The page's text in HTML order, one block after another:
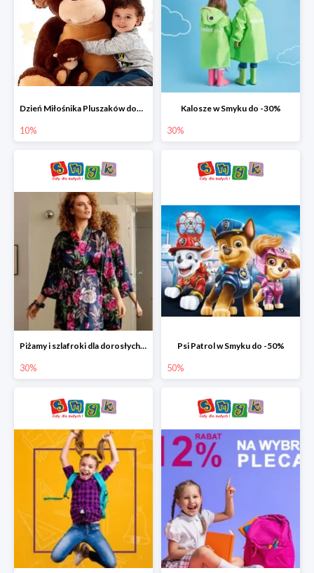
Dzień Miłośnika Pluszaków dodatkowy rabat -10%
10%
Kalosze w Smyku do -30%
30%
Piżamy i szlafroki dla dorosłych w Smyku do -30%
30%
Psi Patrol w Smyku do -50%
50%